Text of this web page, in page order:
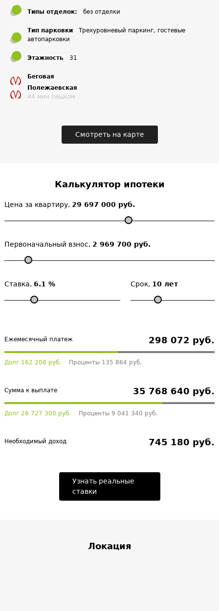
– Хорошевское и Звенигородское скоростные дороги.
езды, но уже к концу 2015 года совсем рядом откроют
станцию «Хорошевскую».
Окружающая
инфраструктура
комфортной жизни. Здесь планируется также
строительство детского сада.
Типы отделок: без отделки
Тип парковки
Трехуровневый паркинг, гостевые
автопарковки
Этажность 31
Беговая
Полежаевская
44 мин пешком
Смотреть на карте
Калькулятор ипотеки
Цена за квартиру, 29 697 000 руб.
Первоначальный взнос, 2 969 700 руб.
Ставка, 6.1 % Срок, 10 лет
Ежемесячный платеж 298 072 руб.
Долг 162 208 руб. Проценты 135 864 руб.
Сумма к выплате 35 768 640 руб.
Долг 26 727 300 руб. Проценты 9 041 340 руб.
Необходимый доход 745 180 руб.
Узнать реальные
ставки
Локация